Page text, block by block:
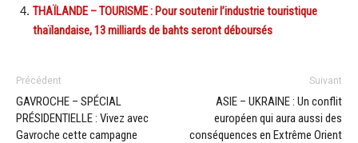
THAÏLANDE – TOURISME : Pour soutenir l’industrie touristique
thaïlandaise, 13 milliards de bahts seront déboursés
Précédent
GAVROCHE – SPÉCIAL
PRÉSIDENTIELLE : Vivez avec
Gavroche cette campagne
Suivant
ASIE – UKRAINE : Un conflit
européen qui aura aussi des
conséquences en Extrême Orient